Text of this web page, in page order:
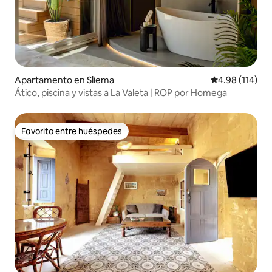
Apartamento en Sliema Calificación
4.98 (114)
Ático, piscina y vistas a La Valeta | ROP por Homega
Favorito entre huéspedes
Favorito entre huéspedes